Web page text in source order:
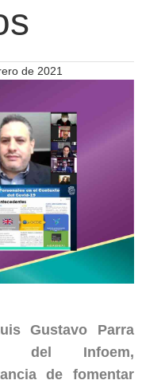
de 2021
Gustavo Parra
del Infoem,
de fomentar